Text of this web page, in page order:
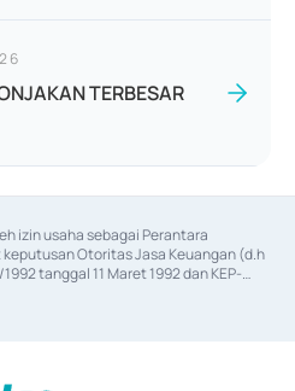
TERBESAR
izin usaha sebagai Perantara
Otoritas Jasa Keuangan (d.h
tanggal 11 Maret 1992 dan KEP-
izin usaha sebagai Penjamin Emisi
Jasa Keuangan Nomor KEP-